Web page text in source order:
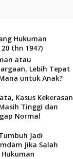
Hukuman
thn 1947)
atau
Lebih Tepat
untuk Anak?
Kasus Kekerasan
Tinggi dan
Normal
Jadi
Jika Salah